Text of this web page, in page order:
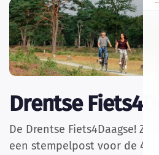
Drentse
De Drentse Fiets4Daagse!
een stempelpost voor de 40